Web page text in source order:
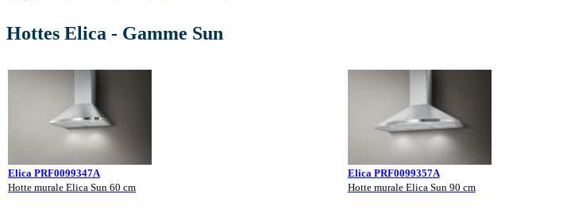
Hottes Elica - Gamme Sun
Elica PRF0099347A
Hotte murale Elica Sun 60 cm
Elica PRF0099357A
Hotte murale Elica Sun 90 cm